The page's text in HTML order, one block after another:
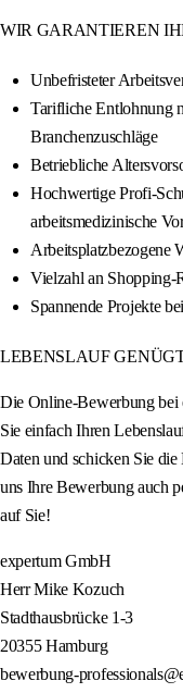
WIR GARANTIEREN
Unbefristeter
Tarifliche Entlohnung
Branchenzuschläge
Betriebliche
Hochwertige Profi-
arbeitsmedizinische
Arbeitsplatzbezogene
Vielzahl an Shopping-
Spannende Projekte
LEBENSLAUF
Die Online-Bewerbung bei
Sie einfach Ihren
Daten und schicken Sie
uns Ihre Bewerbung auch
auf Sie!
expertum GmbH
Herr Mike Kozuch
Stadthausbrücke 1-3
20355 Hamburg
bewerbung-